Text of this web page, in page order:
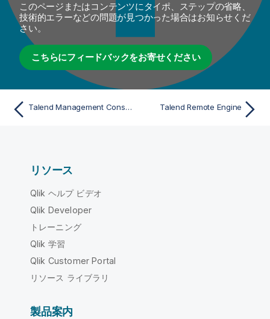
このページまたはコンテンツにタイポ、ステップの省略、
技術的エラーなどの問題が見つかった場合はお知らせくだ
さい。
こちらにフィードバックをお寄せください
Talend Management Console Talend Remote Engine
リソース
Qlik ヘルプ ビデオ
Qlik Developer
トレーニング
Qlik 学習
Qlik Customer Portal
リソース ライブラリ
製品案内